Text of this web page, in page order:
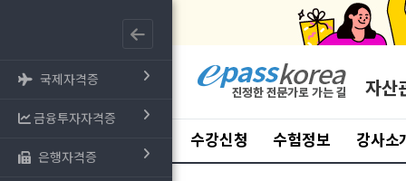
국제자격증
금융투자자격증
은행자격증
자산
수강신청 수험정보 강사소